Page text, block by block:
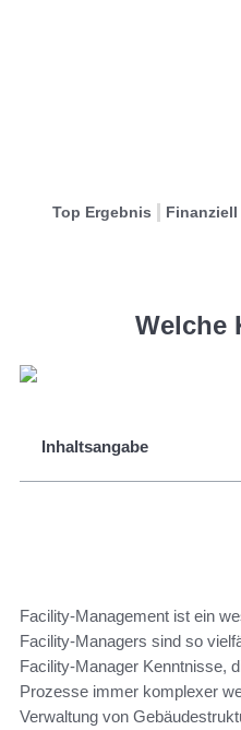
Top Ergebnis Finanziell
Welche
Inhaltsangabe
Facility-Management ist ein
Facility-Managers sind so
Facility-Manager Kenntnisse,
Prozesse immer komplexer
Verwaltung von